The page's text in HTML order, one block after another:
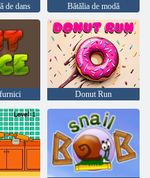
de dans Bătălia de modă
Donut Run